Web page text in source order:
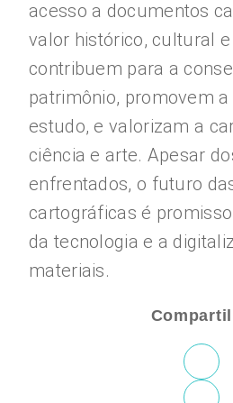
acesso a documentos
valor histórico, cultural
contribuem para a
patrimônio, promovem
estudo, e valorizam a
ciência e arte. Apesar
enfrentados, o futuro
cartográficas é
da tecnologia e a
materiais.